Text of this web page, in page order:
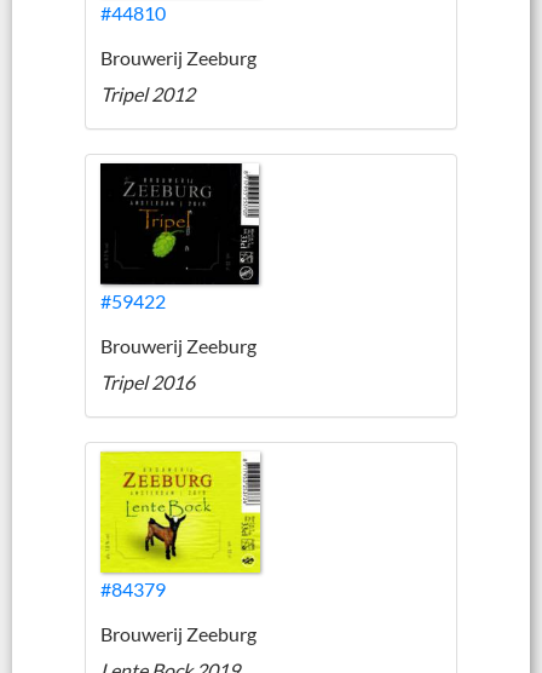
#44810
Brouwerij Zeeburg
Tripel 2012
#59422
Brouwerij Zeeburg
Tripel 2016
#84379
Brouwerij Zeeburg